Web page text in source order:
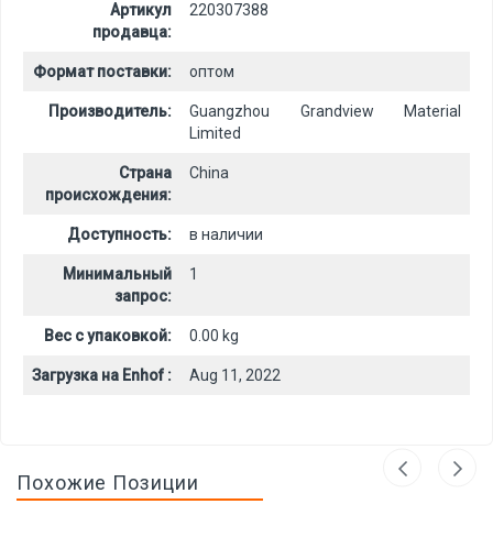
Артикул
продавца:
220307388
Формат поставки: оптом
Производитель:
Guangzhou Grandview Material
Limited
Страна
происхождения:
China
Доступность: в наличии
Минимальный
запрос:
1
Вес с упаковкой: 0.00 kg
Загрузка на Enhof : Aug 11, 2022
Похожие Позиции